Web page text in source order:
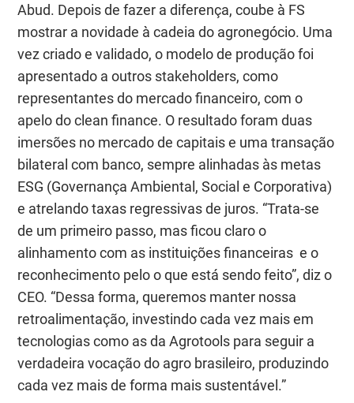
Abud. Depois de fazer a diferença, coube à FS
mostrar a novidade à cadeia do agronegócio. Uma
vez criado e validado, o modelo de produção foi
apresentado a outros stakeholders, como
representantes do mercado financeiro, com o
apelo do clean finance. O resultado foram duas
imersões no mercado de capitais e uma transação
bilateral com banco, sempre alinhadas às metas
ESG (Governança Ambiental, Social e Corporativa)
e atrelando taxas regressivas de juros. “Trata-se
de um primeiro passo, mas ficou claro o
alinhamento com as instituições financeiras e o
reconhecimento pelo o que está sendo feito”, diz o
CEO. “Dessa forma, queremos manter nossa
retroalimentação, investindo cada vez mais em
tecnologias como as da Agrotools para seguir a
verdadeira vocação do agro brasileiro, produzindo
cada vez mais de forma mais sustentável.”